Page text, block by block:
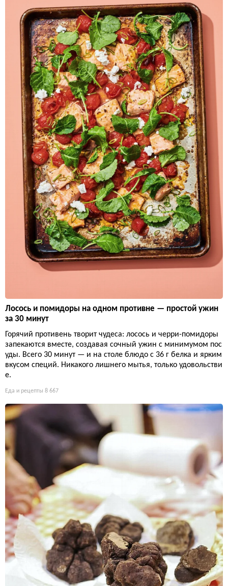
Лосось и помидоры на одном противне — простой ужин
за 30 минут
Горячий противень творит чудеса: лосось и черри-помидоры
запекаются вместе, создавая сочный ужин с минимумом пос
уды. Всего 30 минут — и на столе блюдо с 36 г белка и ярким
вкусом специй. Никакого лишнего мытья, только удовольстви
е.
Еда и рецепты 8 667